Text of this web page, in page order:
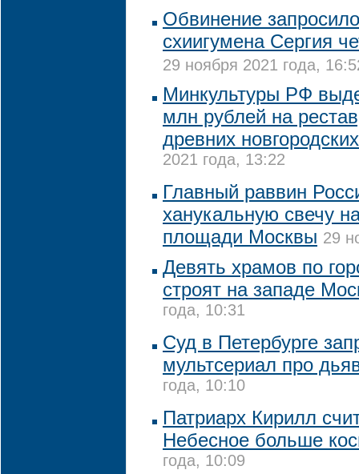
Обвинение
схиигумена Сергия
29 ноября 2021 года,
Минкультуры РФ
млн рублей на
древних
2021 года, 13:22
Главный раввин
ханукальную свечу
площади Москвы 29
Девять храмов по
строят на западе
года, 10:31
Суд в Петербурге
мультсериал про
года, 10:10
Патриарх Кирилл
Небесное больше
года, 10:09